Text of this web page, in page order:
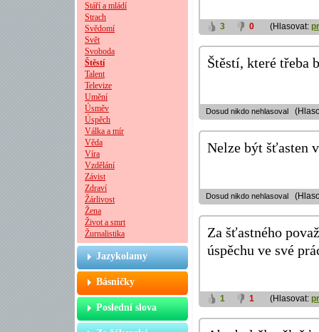
Stáří a mládí
Strach
Svědomí
Svět
Svoboda
Štěstí
Talent
Televize
Umění
Úsměv
Úspěch
Válka a mír
Věda
Víra
Vzdělání
Závist
Zdraví
Žárlivost
Žena
Život a smrt
Žurnalistika
Jazykolamy
Básničky
Poslední slova
3 0 (Hlasovat:
Štěstí, které třeba
Dosud nikdo nehlasoval
Nelze být šťasten
Dosud nikdo nehlasoval
Za šťastného
úspěchu ve své
1 1 (Hlasovat: